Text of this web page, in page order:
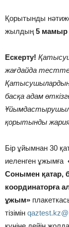
Қорытынды
жылдың 5 мамыр
Ескерту!
жағдайда
Қатысушылардың
басқа адам
қорытынды
Бір ұйымнан 30
иеленген ұжымға
Сонымен қатар,
координаторға
ұжым»
тізімін